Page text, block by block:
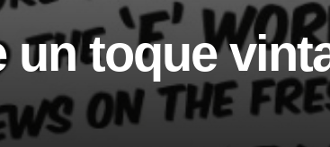
un toque